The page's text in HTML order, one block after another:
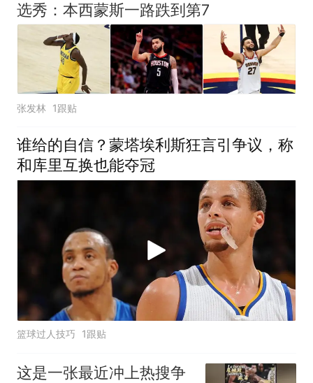
选秀：本西蒙斯一路跌到第7
张发林 1跟贴
谁给的自信？蒙塔埃利斯狂言引争议，称
和库里互换也能夺冠
篮球过人技巧 1跟贴
这是一张最近冲上热搜争